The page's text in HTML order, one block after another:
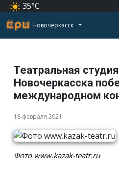
35°C
Новочеркасск
Театральная
Новочеркасска
международном
18 февраля 2021
Фото www.kazak-teatr.ru